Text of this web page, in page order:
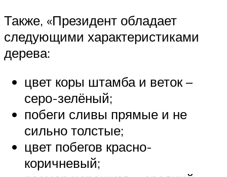
Также, «Президент обладает
следующими характеристиками
дерева:
цвет коры штамба и веток –
серо-зелёный;
побеги сливы прямые и не
сильно толстые;
цвет побегов красно-
коричневый;